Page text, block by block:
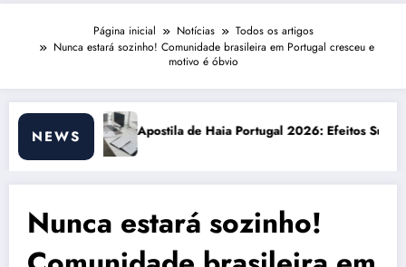
Página inicial Notícias
Todos os artigos
Nunca estará sozinho! Comunidade brasileira em Portugal cresceu e
motivo é óbvio
NEWS
Portugal 2026: Efeitos Surpreendentes e OportunidadesCusto de vida
Nunca estará sozinho!